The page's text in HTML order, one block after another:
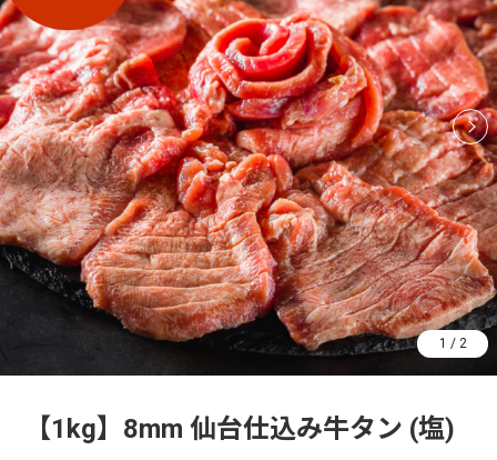
1 / 2
【1kg】8mm 仙台仕込み牛タン (塩)